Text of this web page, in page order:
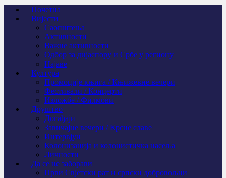
Почетна
Вијести
Саопштења
Активности
Важне активности
Одбор за дијаспору и Србе у региону
Најаве
Култура
Промоције књига / Књижевне вечери
Фестивали / Концерти
Изложбе / Филмови
Друштво
Догађаји
Завичајне вечери / Крсне славе
Интервјуи
Колонизација и колонистичка насеља
Личности
Да се не заборави
Први Свјeтски рат и српски добровољци